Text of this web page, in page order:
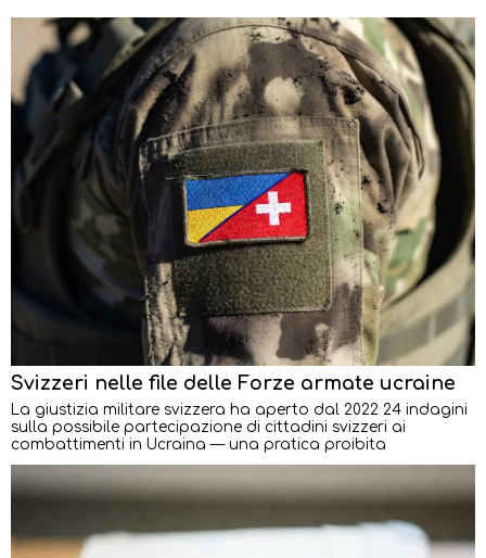
Svizzeri nelle file delle Forze armate ucraine
La giustizia militare svizzera ha aperto dal 2022 24 indagini
sulla possibile partecipazione di cittadini svizzeri ai
combattimenti in Ucraina — una pratica proibita